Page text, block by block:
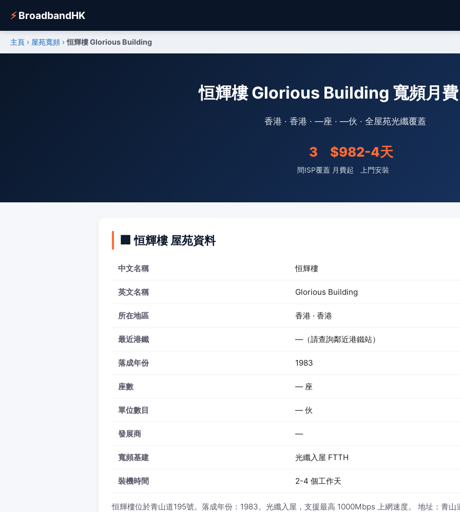
⚡BroadbandHK
主頁 › 屋苑寬頻 ›恒輝樓 Glorious Building
恒輝樓 Glorious Building 寬頻月
香港 · 香港 · —座 · —伙 · 全屋苑光纖覆蓋
3
間ISP覆蓋
$98
月費起
2-4天
上門安裝
🏢 恒輝樓 屋苑資料
中文名稱 恒輝樓
英文名稱 Glorious Building
所在地區 香港 · 香港
最近港鐵 —（請查詢鄰近港鐵站）
落成年份 1983
座數 — 座
單位數目 — 伙
發展商 —
寬頻基建 光纖入屋 FTTH
裝機時間 2-4 個工作天
恒輝樓位於青山道195號。落成年份：1983。光纖入屋，支援最高 1000Mbps 上網速度。 地址：青山